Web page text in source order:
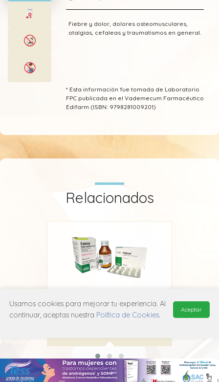
Fiebre y dolor, dolores osteomusculares,
otalgias, cefaleas y traumatismos en general.
* Esta información fue tomada de Laboratorio
FPC publicada en el Vademecum Farmacéutico
Edifarm (ISBN: 9798281009201)
Relacionados
Febrax
Usamos cookies para mejorar tu experiencia. Al
continuar, aceptas nuestra Política de Cookies.
Aceptar